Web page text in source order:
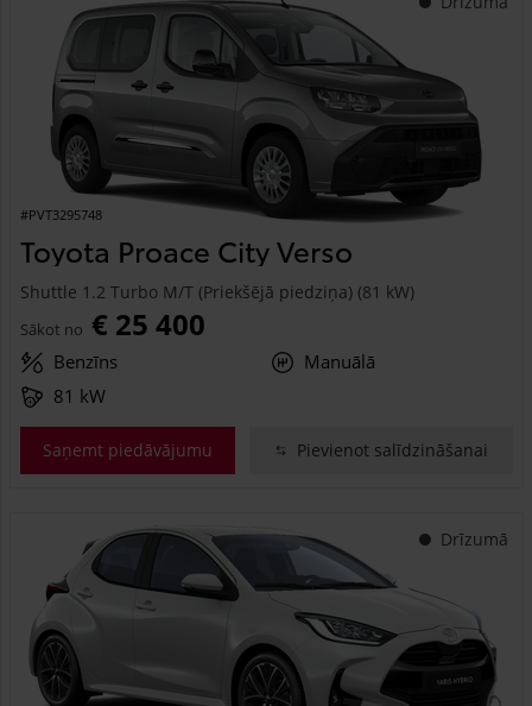
#PVT3295748
Toyota Proace City Verso
Shuttle 1.2 Turbo M/T (Priekšējā piedziņa) (81 kW)
Sākot no € 25 400
Benzīns
Manuālā
81 kW
Saņemt piedāvājumu Pievienot salīdzināšanai
Drīzumā